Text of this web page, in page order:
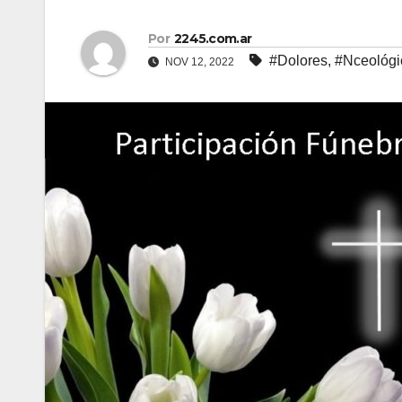
Por 2245.com.ar
NOV 12, 2022 #Dolores,